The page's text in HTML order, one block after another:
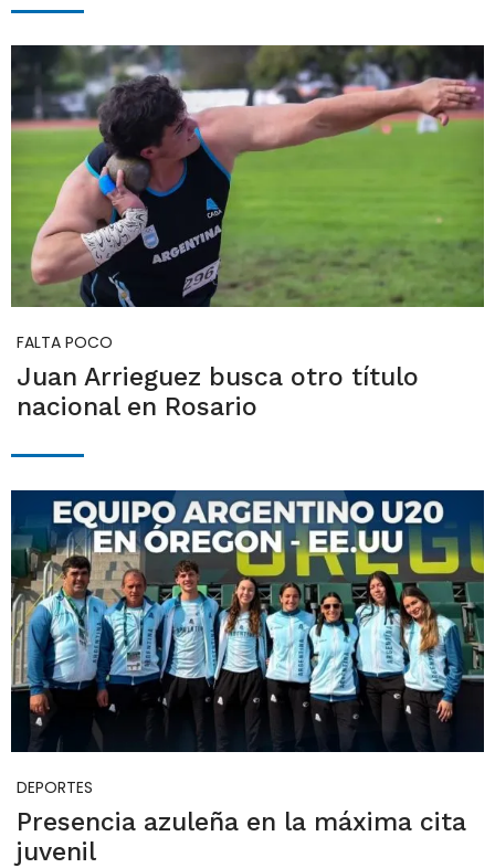
FALTA POCO
Juan Arrieguez busca otro título
nacional en Rosario
DEPORTES
Presencia azuleña en la máxima cita
juvenil